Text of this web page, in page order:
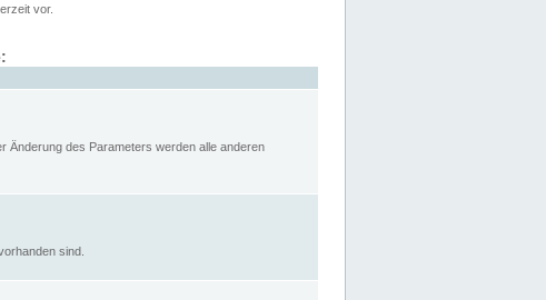
vor.
Änderung des Parameters werden alle anderen
sind.